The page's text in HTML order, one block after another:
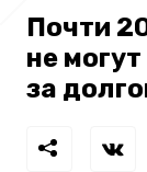
Почти
не
за